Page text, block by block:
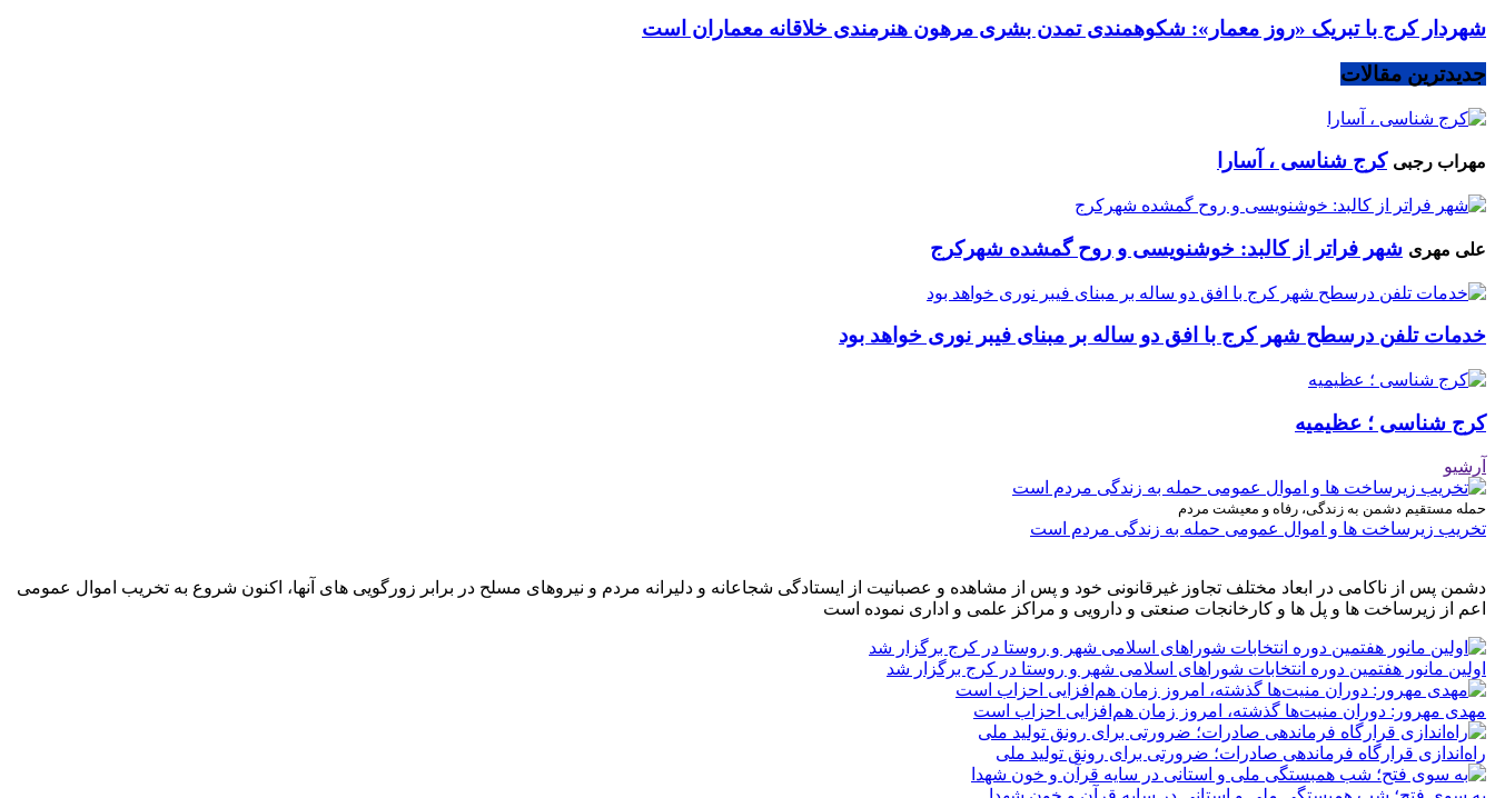
شهردار کرج با تبریک «روز معمار»: شکوهمندی تمدن بشری مرهون هنرمندی خلاقانه معماران است
جدیدترین مقالات
مهراب رجبی کرج شناسی ، آسارا
علی مهری شهر فراتر از کالبد: خوشنویسی و روح گمشده شهرکرج
خدمات تلفن درسطح شهر کرج با افق دو ساله بر مبنای فیبر نوری خواهد بود
کرج شناسی ؛ عظیمیه
آرشیو
حمله مستقیم دشمن به زندگی، رفاه و معیشت مردم
تخریب زیرساخت ها و اموال عمومی حمله به زندگی مردم است
دشمن پس از ناکامی در ابعاد مختلف تجاوز غیرقانونی خود و پس از مشاهده و عصبانیت از ایستادگی شجاعانه و دلیرانه مردم و نیروهای مسلح در برابر زورگویی های آنها، اکنون شروع به تخریب اموال عمومی
اعم از زیرساخت ها و پل ها و کارخانجات صنعتی و دارویی و مراکز علمی و اداری نموده است
اولین مانور هفتمین دوره انتخابات شوراهای اسلامی شهر و روستا در کرج برگزار شد
مهدی مهرور: دوران منیت‌ها گذشته، امروز زمان هم‌افزایی احزاب است
راه‌اندازی قرارگاه فرماندهی صادرات؛ ضرورتی برای رونق تولید ملی